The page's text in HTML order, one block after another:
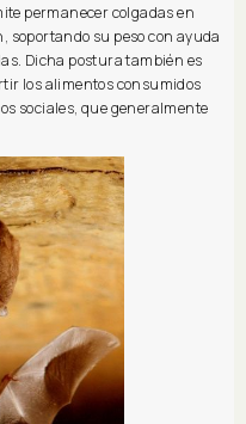
permanecer colgadas en
su peso con ayuda
Dicha postura también es
los alimentos consumidos
sociales, que generalmente